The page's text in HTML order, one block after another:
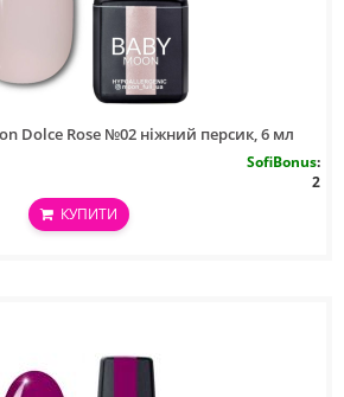
Dolce Rose №02 ніжний персик, 6 мл
SofiBonus:
2
КУПИТИ